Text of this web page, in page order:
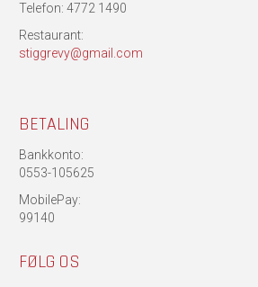
Telefon: 4772 1490
Restaurant:
stiggrevy@gmail.com
BETALING
Bankkonto:
0553-105625
MobilePay:
99140
FØLG OS